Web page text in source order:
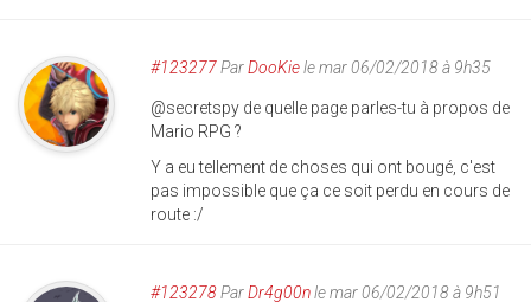
#123277ParDooKiele mar 06/02/2018 à 9h35
@secretspy de quelle page parles-tu à propos de
Mario RPG ?
Y a eu tellement de choses qui ont bougé, c'est
pas impossible que ça ce soit perdu en cours de
route :/
#123278ParDr4g00nle mar 06/02/2018 à 9h51